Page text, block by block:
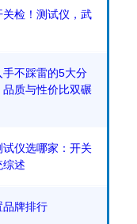
检！测试仪，武
不踩雷的5大分
质与性价比双碾
仪选哪家：开关
综述
品牌排行